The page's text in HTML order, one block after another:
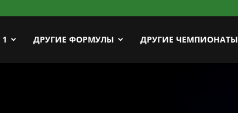
ДРУГИЕ ФОРМУЛЫ ДРУГИЕ ЧЕМПИОНАТЫ